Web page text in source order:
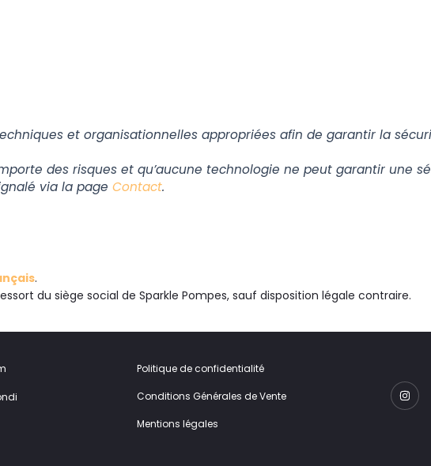
et organisationnelles appropriées afin de garantir la
des risques et qu’aucune technologie ne peut garantir une
via la pageContact.
.
du siège social de Sparkle Pompes, sauf disposition légale contraire.
Politique de confidentialité
Conditions Générales de Vente
Mentions légales
I
n
s
t